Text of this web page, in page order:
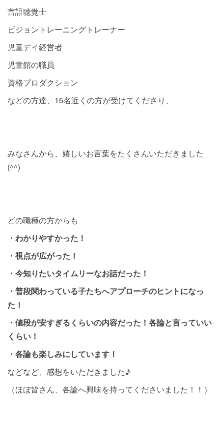
言語聴覚士
ビジョントレーニングトレーナー
児童デイ経営者
児童館の職員
資格プロダクション
などの方達、15名近くの方が受けてくださり、
みなさんから、嬉しいお言葉をたくさんいただきました
(^^)
どの職種の方からも
・わかりやすかった！
・視点が広がった！
・今知りたいタイムリーなお話だった！
・普段関わっている子たちへアプローチのヒントになっ
た！
・値段が安すぎるくらいの内容だった！各論と言っていい
くらい！
・各論も楽しみにしています！
などなど、感想をいただきました♪
（ほぼ皆さん、各論へ興味を持ってくださいました！！）